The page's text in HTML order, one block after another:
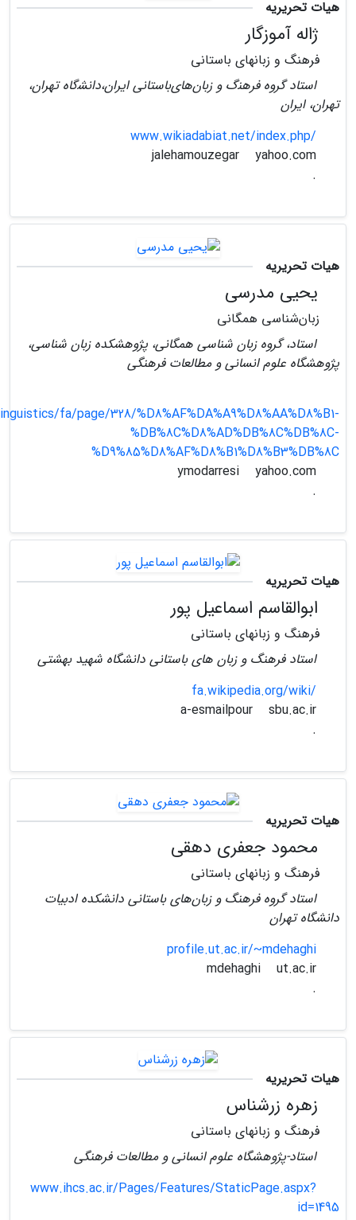
هیات تحریریه
ژاله آموزگار
فرهنگ و زبانهای باستانی
اﺳﺘﺎد گروه ﻓﺮﻫﻨگ و زﺑﺎنﻫﺎیﺑﺎﺳﺘﺎنی اﯾﺮان،داﻧﺸگاه تهران،
تهران، اﯾﺮان
www.wikiadabiat.net/index.php/
yahoo.com
.
هیات تحریریه
یحیی مدرسی
زبان‌شناسی همگانی
استاد، گروه زبان شناسی همگانی، پژوهشکده زبان شناسی،
پژوهشگاه علوم انسانی و مطالعات فرهنگی
fa/page/328/%D8%AF%DA%A9%D8%AA%D8%B1-
%DB%8C%D8%AD%DB%8C%DB%8C-
%D9%85%D8%AF%D8%B1%D8%B3%DB%8C
yahoo.com
.
هیات تحریریه
ابوالقاسم اسماعیل پور
فرهنگ و زبانهای باستانی
استاد فرهنگ و زبان های باستانی دانشگاه شهید بهشتی
fa.wikipedia.org/wiki/
sbu.ac.ir
.
هیات تحریریه
محمود جعفری دهقی
فرهنگ و زبانهای باستانی
استاد گروه فرهنگ و زبان‌های باستانی دانشکده ادبیات
دانشگاه تهران
profile.ut.ac.ir/~mdehaghi
ut.ac.ir
.
هیات تحریریه
زهره زرشناس
فرهنگ و زبانهای باستانی
استاد-پژوهشگاه علوم انسانی و مطالعات فرهنگی
www.ihcs.ac.ir/Pages/Features/StaticPage.aspx?
id=1495